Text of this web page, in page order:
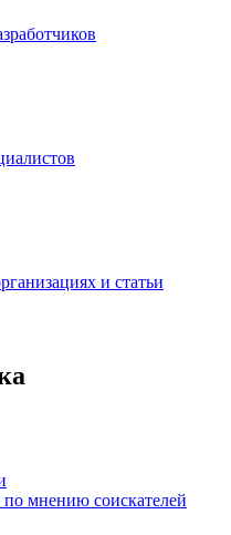
и статьи
мнению соискателей